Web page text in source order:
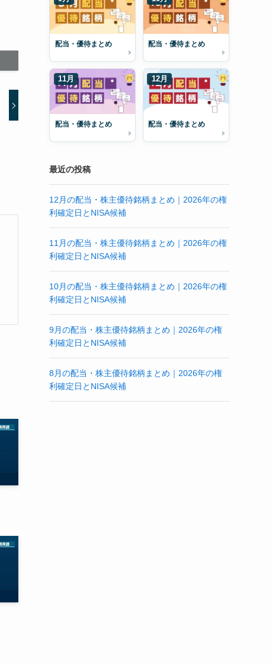
配当・優待まとめ 配当・優待まとめ
11月
配当・優待まとめ
12月
配当・優待まとめ
最近の投稿
12月の配当・株主優待銘柄まとめ｜2026年の権
利確定日とNISA候補
11月の配当・株主優待銘柄まとめ｜2026年の権
利確定日とNISA候補
10月の配当・株主優待銘柄まとめ｜2026年の権
利確定日とNISA候補
9月の配当・株主優待銘柄まとめ｜2026年の権
利確定日とNISA候補
8月の配当・株主優待銘柄まとめ｜2026年の権
利確定日とNISA候補